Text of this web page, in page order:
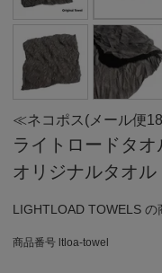
≪ネコポス(メール便
ライトロードタ
オリジナルタオル
LIGHTLOAD TOWELS の
商品番号 ltloa-towel